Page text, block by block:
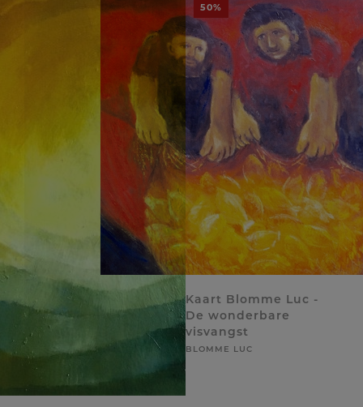
50%
Kaart Blomme Luc -
De wonderbare
visvangst
BLOMME LUC